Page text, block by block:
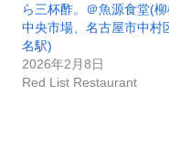
ら三杯酢。＠魚源食堂(
中央市場、名古屋市中村
名駅)
2026年2月8日
Red List Restaurant